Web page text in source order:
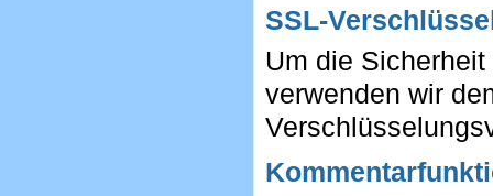
SSL-
Um die
verwenden wir